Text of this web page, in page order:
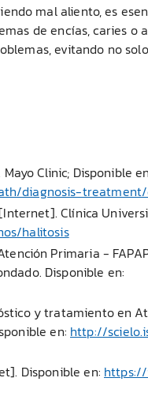
mal aliento, es
de encías, caries o
evitando no
Clinic; Disponible
diagnosis-
Clínica
halitosis
Primaria -
Disponible en:
y tratamiento en
en: http://
Disponible en: